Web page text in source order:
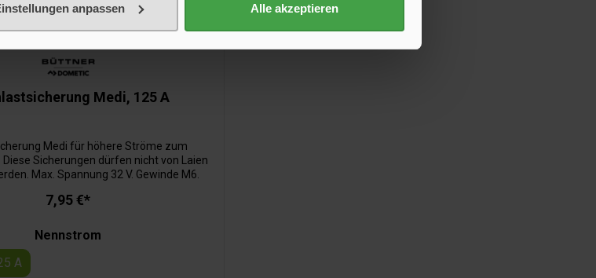
anpassen Alle akzeptieren
Medi, 125 A
Medi für höhere Ströme zum
Sicherungen dürfen nicht von Laien
Max. Spannung 32 V. Gewinde M6.
7,95 €*
Nennstrom
A